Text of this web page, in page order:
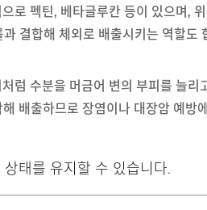
로 펙틴, 베타글루칸 등이 있으며,
결합해 체외로 배출시키는 역할도
럼 수분을 머금어 변의 부피를 늘리
배출하므로 장염이나 대장암 예방
태를 유지할 수 있습니다.